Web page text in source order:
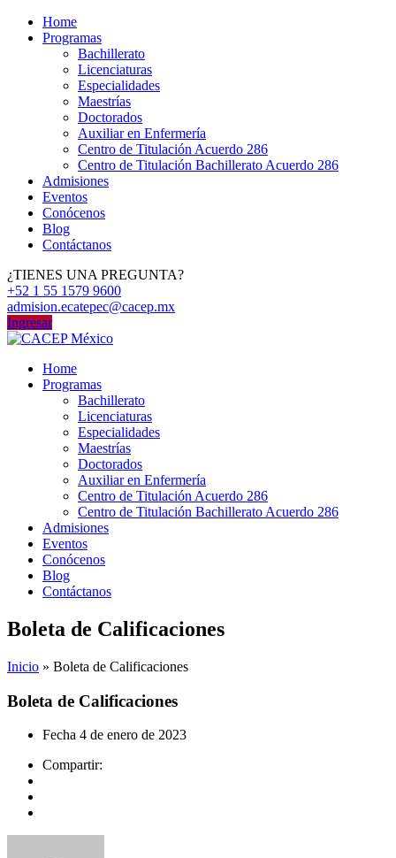
Home
Programas
Bachillerato
Licenciaturas
Especialidades
Maestrías
Doctorados
Auxiliar en Enfermería
Centro de Titulación Acuerdo 286
Centro de Titulación Bachillerato Acuerdo 286
Admisiones
Eventos
Conócenos
Blog
Contáctanos
¿TIENES UNA PREGUNTA?
+52 1 55 1579 9600
admision.ecatepec@cacep.mx
Ingresar
Home
Programas
Bachillerato
Licenciaturas
Especialidades
Maestrías
Doctorados
Auxiliar en Enfermería
Centro de Titulación Acuerdo 286
Centro de Titulación Bachillerato Acuerdo 286
Admisiones
Eventos
Conócenos
Blog
Contáctanos
Boleta de Calificaciones
Inicio » Boleta de Calificaciones
Boleta de Calificaciones
Fecha 4 de enero de 2023
Compartir: